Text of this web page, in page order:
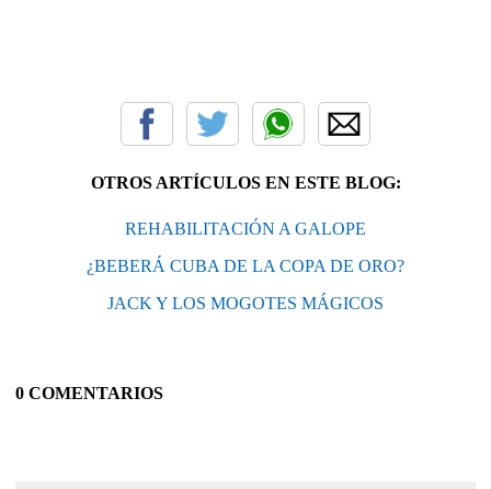
OTROS ARTÍCULOS EN ESTE BLOG:
REHABILITACIÓN A GALOPE
¿BEBERÁ CUBA DE LA COPA DE ORO?
JACK Y LOS MOGOTES MÁGICOS
0 COMENTARIOS